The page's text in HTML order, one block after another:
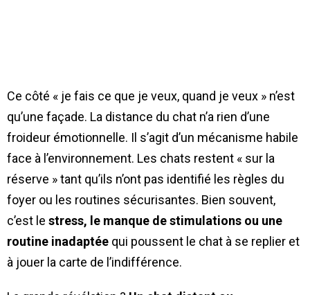
Ce côté « je fais ce que je veux, quand je veux » n’est
qu’une façade. La distance du chat n’a rien d’une
froideur émotionnelle. Il s’agit d’un mécanisme habile
face à l’environnement. Les chats restent « sur la
réserve » tant qu’ils n’ont pas identifié les règles du
foyer ou les routines sécurisantes. Bien souvent,
c’est le stress, le manque de stimulations ou une
routine inadaptée qui poussent le chat à se replier et
à jouer la carte de l’indifférence.